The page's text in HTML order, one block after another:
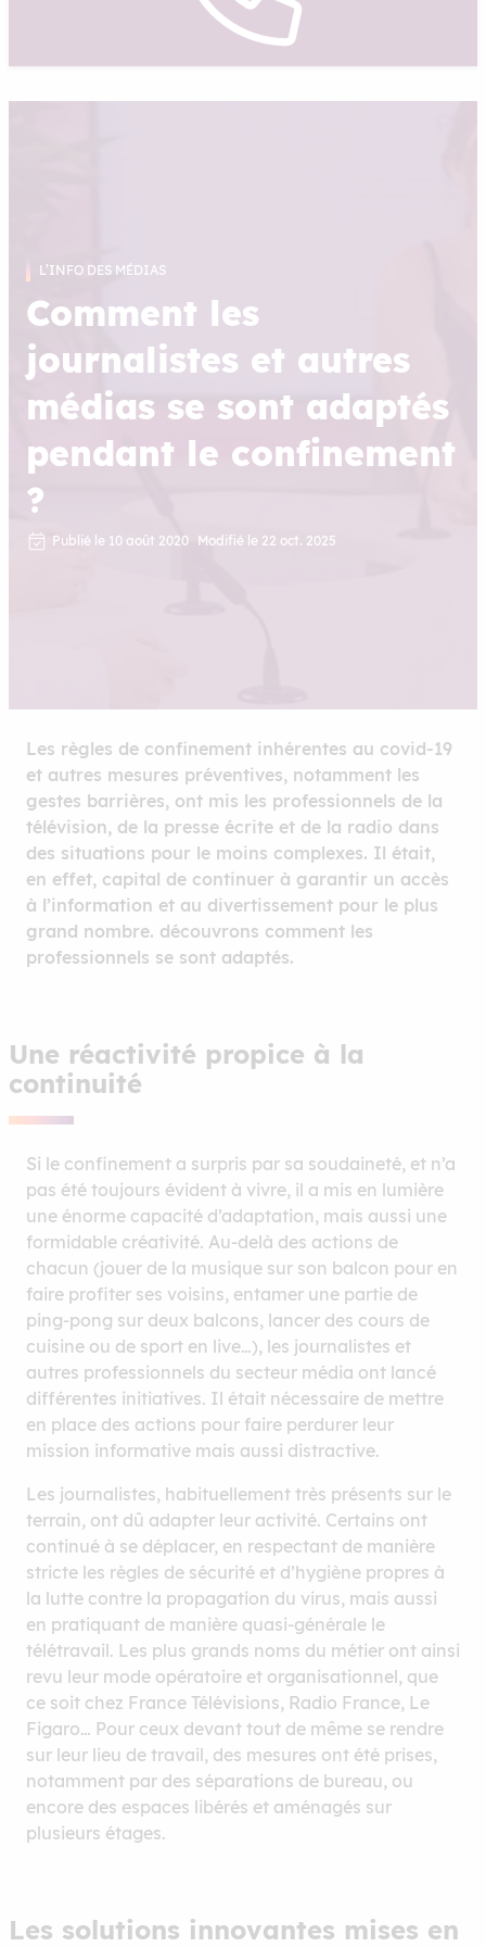
L’INFO DES MÉDIAS
Comment les
journalistes et autres
médias se sont adaptés
pendant le confinement
?
Publié le 10 août 2020 Modifié le 22 oct. 2025
Les règles de confinement inhérentes au covid-19
et autres mesures préventives, notamment les
gestes barrières, ont mis les professionnels de la
télévision, de la presse écrite et de la radio dans
des situations pour le moins complexes. Il était,
en effet, capital de continuer à garantir un accès
à l’information et au divertissement pour le plus
grand nombre. découvrons comment les
professionnels se sont adaptés.
Une réactivité propice à la
continuité
Si le confinement a surpris par sa soudaineté, et n’a
pas été toujours évident à vivre, il a mis en lumière
une énorme capacité d’adaptation, mais aussi une
formidable créativité. Au-delà des actions de
chacun (jouer de la musique sur son balcon pour en
faire profiter ses voisins, entamer une partie de
ping-pong sur deux balcons, lancer des cours de
cuisine ou de sport en live…), les journalistes et
autres professionnels du secteur média ont lancé
différentes initiatives. Il était nécessaire de mettre
en place des actions pour faire perdurer leur
mission informative mais aussi distractive.
Les journalistes, habituellement très présents sur le
terrain, ont dû adapter leur activité. Certains ont
continué à se déplacer, en respectant de manière
stricte les règles de sécurité et d’hygiène propres à
la lutte contre la propagation du virus, mais aussi
en pratiquant de manière quasi-générale le
télétravail. Les plus grands noms du métier ont ainsi
revu leur mode opératoire et organisationnel, que
ce soit chez France Télévisions, Radio France, Le
Figaro… Pour ceux devant tout de même se rendre
sur leur lieu de travail, des mesures ont été prises,
notamment par des séparations de bureau, ou
encore des espaces libérés et aménagés sur
plusieurs étages.
Les solutions innovantes mises en